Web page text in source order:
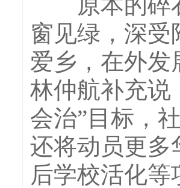
窗见绿，深受
爱乡，在外发
林仲航补充说
会治”目标，
还将动员更多
后学校活化